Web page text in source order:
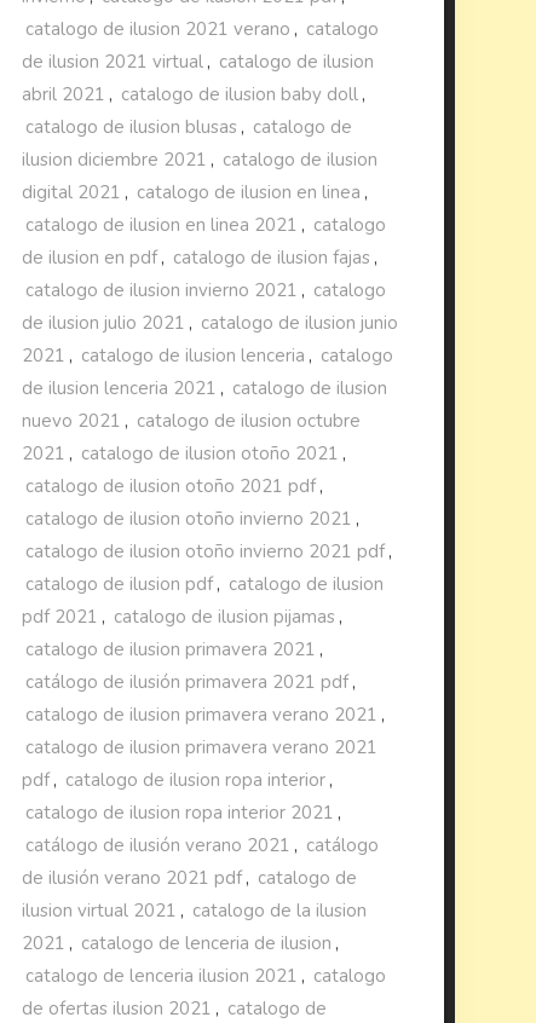
catalogo de ilusion 2021 verano , catalogo
de ilusion 2021 virtual , catalogo de ilusion
abril 2021 , catalogo de ilusion baby doll ,
catalogo de ilusion blusas , catalogo de
ilusion diciembre 2021 , catalogo de ilusion
digital 2021 , catalogo de ilusion en linea ,
catalogo de ilusion en linea 2021 , catalogo
de ilusion en pdf, catalogo de ilusion fajas ,
catalogo de ilusion invierno 2021 , catalogo
de ilusion julio 2021 , catalogo de ilusion junio
2021 , catalogo de ilusion lenceria , catalogo
de ilusion lenceria 2021 , catalogo de ilusion
nuevo 2021 , catalogo de ilusion octubre
2021 , catalogo de ilusion otoño 2021 ,
catalogo de ilusion otoño 2021 pdf,
catalogo de ilusion otoño invierno 2021 ,
catalogo de ilusion otoño invierno 2021 pdf,
catalogo de ilusion pdf, catalogo de ilusion
pdf 2021 , catalogo de ilusion pijamas ,
catalogo de ilusion primavera 2021 ,
catálogo de ilusión primavera 2021 pdf,
catalogo de ilusion primavera verano 2021 ,
catalogo de ilusion primavera verano 2021
pdf, catalogo de ilusion ropa interior ,
catalogo de ilusion ropa interior 2021 ,
catálogo de ilusión verano 2021 , catálogo
de ilusión verano 2021 pdf, catalogo de
ilusion virtual 2021 , catalogo de la ilusion
2021 , catalogo de lenceria de ilusion ,
catalogo de lenceria ilusion 2021 , catalogo
de ofertas ilusion 2021 , catalogo de